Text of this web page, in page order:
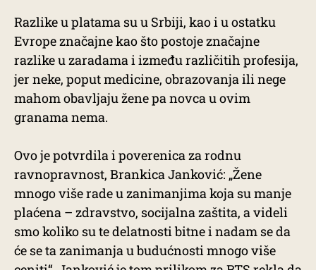
Razlike u platama su u Srbiji, kao i u ostatku
Evrope značajne kao što postoje značajne
razlike u zaradama i između različitih profesija,
jer neke, poput medicine, obrazovanja ili nege
mahom obavljaju žene pa novca u ovim
granama nema.
Ovo je potvrdila i poverenica za rodnu
ravnopravnost, Brankica Janković: „Žene
mnogo više rade u zanimanjima koja su manje
plaćena – zdravstvo, socijalna zaštita, a videli
smo koliko su te delatnosti bitne i nadam se da
će se ta zanimanja u budućnosti mnogo više